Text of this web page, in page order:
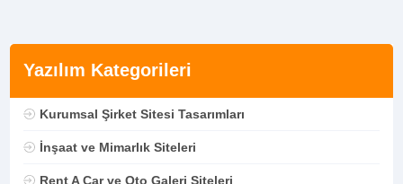
Yazılım Kategorileri
Kurumsal Şirket Sitesi Tasarımları
İnşaat ve Mimarlık Siteleri
Rent A Car ve Oto Galeri Siteleri